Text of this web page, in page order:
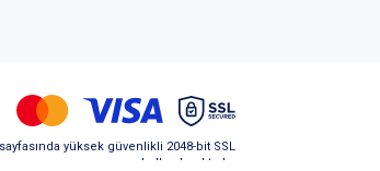
yüksek güvenlikli 2048-bit SSL
kullanılmaktadır.